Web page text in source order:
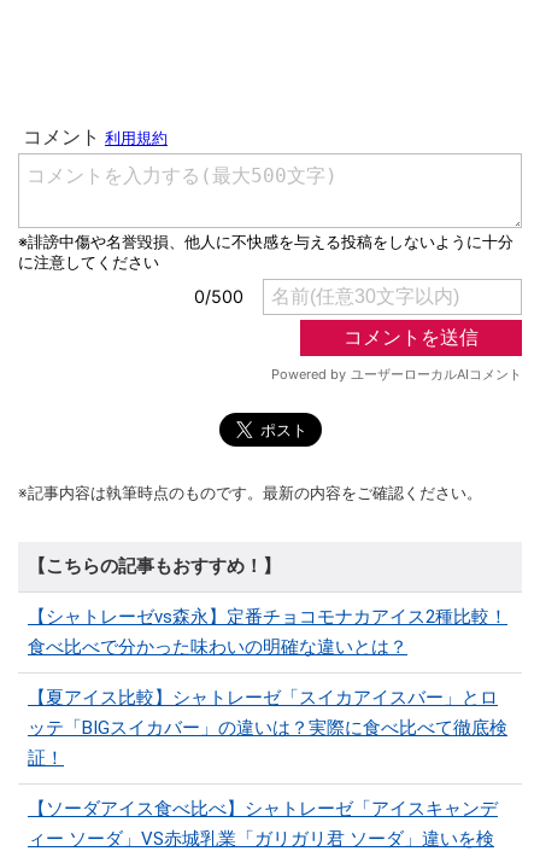
※記事内容は執筆時点のものです。最新の内容をご確認ください。
【こちらの記事もおすすめ！】
【シャトレーゼvs森永】定番チョコモナカアイス2種比較！
食べ比べで分かった味わいの明確な違いとは？
【夏アイス比較】シャトレーゼ「スイカアイスバー」とロ
ッテ「BIGスイカバー」の違いは？実際に食べ比べて徹底検
証！
【ソーダアイス食べ比べ】シャトレーゼ「アイスキャンデ
ィー ソーダ」VS赤城乳業「ガリガリ君 ソーダ」違いを検